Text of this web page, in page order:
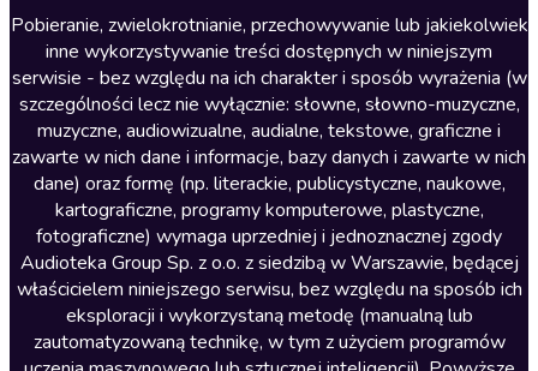
Literatura anglojęzyczna
Literatura faktu
Literatura obyczajowa
Literatura piękna obca
Literatura piękna polska
Nagrania relaksacyjne
Nauka języków
Nauki humanistyczne
Podcasty i audycje
Pobieranie, zwielokrotnianie, przechowywanie lub jakiekolwiek
inne wykorzystywanie treści dostępnych w niniejszym
serwisie - bez względu na ich charakter i sposób wyrażenia (w
szczególności lecz nie wyłącznie: słowne, słowno-muzyczne,
muzyczne, audiowizualne, audialne, tekstowe, graficzne i
zawarte w nich dane i informacje, bazy danych i zawarte w nich
dane) oraz formę (np. literackie, publicystyczne, naukowe,
kartograficzne, programy komputerowe, plastyczne,
fotograficzne) wymaga uprzedniej i jednoznacznej zgody
Audioteka Group Sp. z o.o. z siedzibą w Warszawie, będącej
właścicielem niniejszego serwisu, bez względu na sposób ich
eksploracji i wykorzystaną metodę (manualną lub
zautomatyzowaną technikę, w tym z użyciem programów